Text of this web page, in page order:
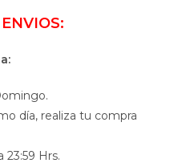
día, realiza tu compra
23:59 Hrs.